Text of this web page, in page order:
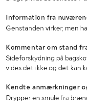
Information fra
Genstanden virker, men
Kommentar om stand
Sideforskydning på
vides det ikke og det kan
Kendte anmærkninger
Drypper en smule fra